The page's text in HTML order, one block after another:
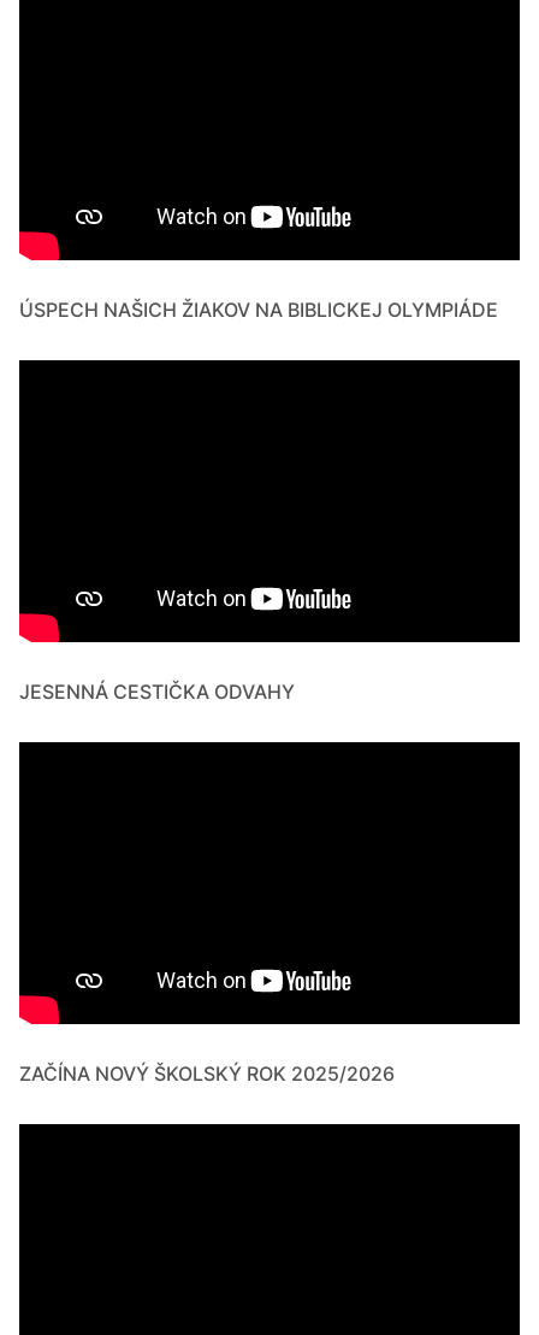
ÚSPECH NAŠICH ŽIAKOV NA BIBLICKEJ OLYMPIÁDE
JESENNÁ CESTIČKA ODVAHY
ZAČÍNA NOVÝ ŠKOLSKÝ ROK 2025/2026